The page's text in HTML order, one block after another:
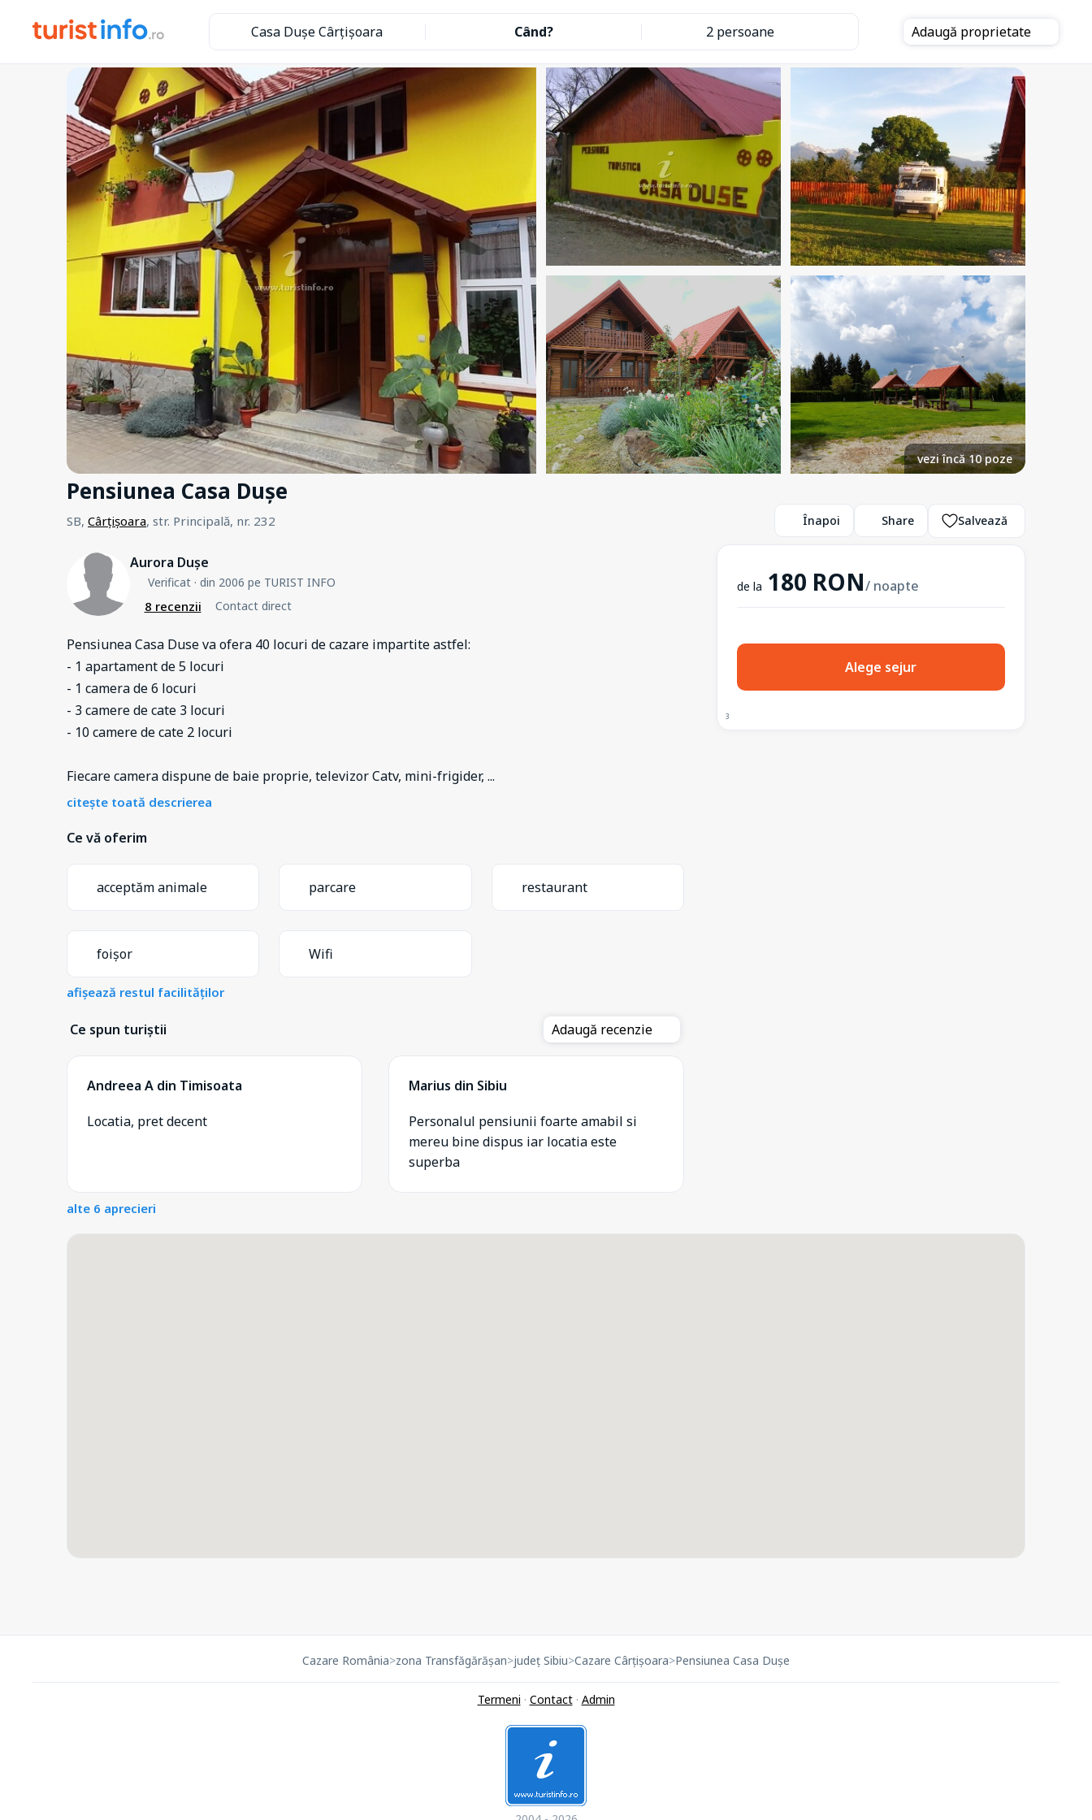
Casa Dușe Cârțișoara Când? 2 persoane Adaugă proprietate
vezi încă 10 poze
Pensiunea Casa Dușe
SB, Cârțișoara, str. Principală, nr. 232 Înapoi Share Salvează
Aurora Dușe
Verificat· din 2006 pe TURIST INFO
8 recenzii Contact direct
Pensiunea Casa Duse va ofera 40 locuri de cazare impartite astfel:
- 1 apartament de 5 locuri
- 1 camera de 6 locuri
- 3 camere de cate 3 locuri
- 10 camere de cate 2 locuri
Fiecare camera dispune de baie proprie, televizor Catv, mini-frigider, ...
citește toată descrierea
Ce vă oferim
acceptăm animale parcare restaurant
foișor Wifi
afișează restul facilităților
Ce spun turiștii Adaugă recenzie
Andreea A din Timisoata
Locatia, pret decent
Marius din Sibiu
Personalul pensiunii foarte amabil si
mereu bine dispus iar locatia este
superba
alte 6 aprecieri
de la 180 RON/ noapte
Alege sejur
3
Cazare România>zona Transfăgărășan>județ Sibiu>Cazare Cârțișoara>Pensiunea Casa Dușe
Termeni · Contact· Admin